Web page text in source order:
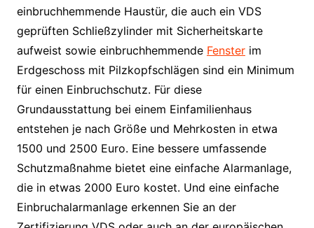
einbruchhemmende Haustür, die auch ein VDS
geprüften Schließzylinder mit Sicherheitskarte
aufweist sowie einbruchhemmende Fensterim
Erdgeschoss mit Pilzkopfschlägen sind ein Minimum
für einen Einbruchschutz. Für diese
Grundausstattung bei einem Einfamilienhaus
entstehen je nach Größe und Mehrkosten in etwa
1500 und 2500 Euro. Eine bessere umfassende
Schutzmaßnahme bietet eine einfache Alarmanlage,
die in etwas 2000 Euro kostet. Und eine einfache
Einbruchalarmanlage erkennen Sie an der